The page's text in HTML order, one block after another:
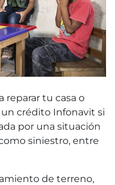
reparar tu casa o
crédito Infonavit si
por una situación
siniestro, entre
de terreno,